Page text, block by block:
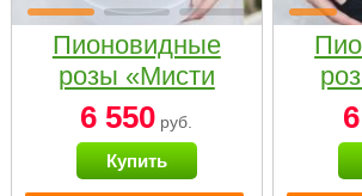
Пионовидные
розы «Мисти
бабблс» в белой
коробке Small
6 550 руб.
Купить